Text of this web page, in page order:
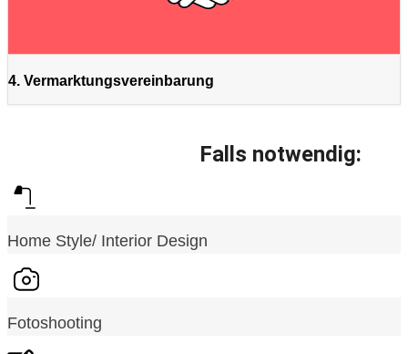
4. Vermarktungsvereinbarung
Falls notwendig:
Home Style/ Interior Design
Fotoshooting